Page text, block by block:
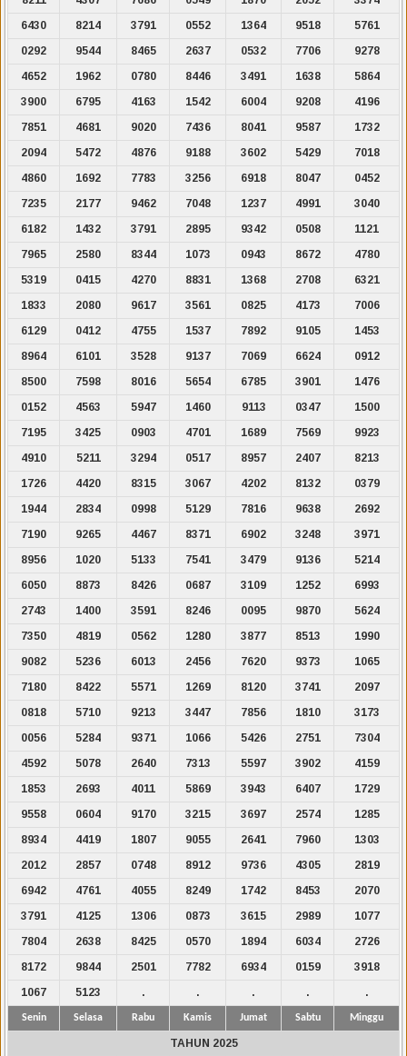
6430
8214 3791 0552 1364 9518
5761
0292
9544 8465 2637 0532 7706
9278
4652
1962 0780 8446 3491 1638
5864
3900
6795 4163 1542 6004 9208
4196
7851
4681 9020 7436 8041 9587
1732
2094
5472 4876 9188 3602 5429
7018
4860
1692 7783 3256 6918 8047
0452
7235
2177 9462 7048 1237 4991
3040
6182
1432 3791 2895 9342 0508
1121
7965
2580 8344 1073 0943 8672
4780
5319
0415 4270 8831 1368 2708
6321
1833
2080 9617 3561 0825 4173
7006
6129
0412 4755 1537 7892 9105
1453
8964
6101 3528 9137 7069 6624
0912
8500
7598 8016 5654 6785 3901
1476
0152
4563 5947 1460 9113 0347
1500
7195
3425 0903 4701 1689 7569
9923
4910
5211 3294 0517 8957 2407
8213
1726
4420 8315 3067 4202 8132
0379
1944
2834 0998 5129 7816 9638
2692
7190
9265 4467 8371 6902 3248
3971
8956
1020 5133 7541 3479 9136
5214
6050
8873 8426 0687 3109 1252
6993
2743
1400 3591 8246 0095 9870
5624
7350
4819 0562 1280 3877 8513
1990
9082
5236 6013 2456 7620 9373
1065
7180
8422 5571 1269 8120 3741
2097
0818
5710 9213 3447 7856 1810
3173
0056
5284 9371 1066 5426 2751
7304
4592
5078 2640 7313 5597 3902
4159
1853
2693 4011 5869 3943 6407
1729
9558
0604 9170 3215 3697 2574
1285
8934
4419 1807 9055 2641 7960
1303
2012
2857 0748 8912 9736 4305
2819
6942
4761 4055 8249 1742 8453
2070
3791
4125 1306 0873 3615 2989
1077
7804
2638 8425 0570 1894 6034
2726
8172
9844 2501 7782 6934 0159
3918
1067
5123 . . . . .
Senin Selasa Rabu Kamis Jumat Sabtu Minggu
TAHUN 2025